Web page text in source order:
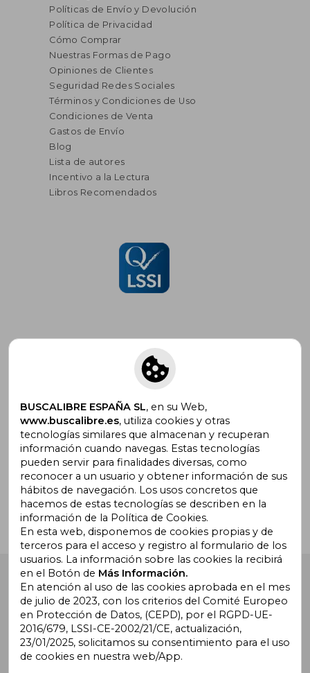
Políticas de Envío y Devolución
Política de Privacidad
Cómo Comprar
Nuestras Formas de Pago
Opiniones de Clientes
Seguridad Redes Sociales
Términos y Condiciones de Uso
Condiciones de Venta
Gastos de Envío
Blog
Lista de autores
Incentivo a la Lectura
Libros Recomendados
Suscríbete para recibir ofertas y
promociones
¿Necesitas ayuda?
Ir a Centro de Soporte
Buscalibre España. Calle Energía, 65, Nave 3 (08940),
Cornellà de Llobregat, Barcelona. Derechos Reservados.
Buscalibre Argentina| Buscalibre Chile
BUSCALIBRE ESPAÑA SL, en su Web,
www.buscalibre.es, utiliza cookies y otras
tecnologías similares que almacenan y recuperan
información cuando navegas. Estas tecnologías
pueden servir para finalidades diversas, como
reconocer a un usuario y obtener información de sus
hábitos de navegación. Los usos concretos que
hacemos de estas tecnologías se describen en la
información de la Política de Cookies.
En esta web, disponemos de cookies propias y de
terceros para el acceso y registro al formulario de los
usuarios. La información sobre las cookies la recibirá
en el Botón de Más Información.
En atención al uso de las cookies aprobada en el mes
de julio de 2023, con los criterios del Comité Europeo
en Protección de Datos, (CEPD), por el RGPD-UE-
2016/679, LSSI-CE-2002/21/CE, actualización,
23/01/2025, solicitamos su consentimiento para el uso
de cookies en nuestra web/App.